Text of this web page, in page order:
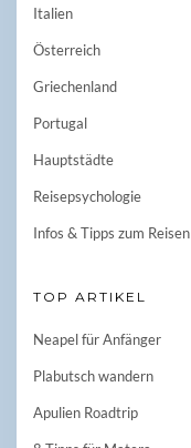
Italien
Österreich
Griechenland
Portugal
Hauptstädte
Reisepsychologie
Infos & Tipps zum Reisen
TOP ARTIKEL
Neapel für Anfänger
Plabutsch wandern
Apulien Roadtrip